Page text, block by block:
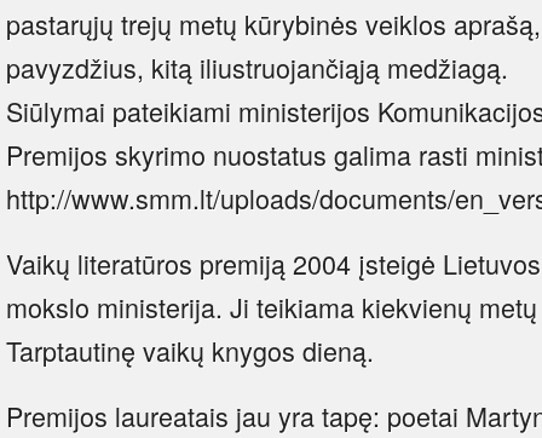
pastarųjų trejų metų kūrybinės veiklos
pavyzdžius, kitą iliustruojančiąją medžiagą.
Siūlymai pateikiami ministerijos
Premijos skyrimo nuostatus galima rasti
http://www.smm.lt/uploads/documents/
Vaikų literatūros premiją 2004 įsteigė
mokslo ministerija. Ji teikiama kiekvienų
Tarptautinę vaikų knygos dieną.
Premijos laureatais jau yra tapę: poetai